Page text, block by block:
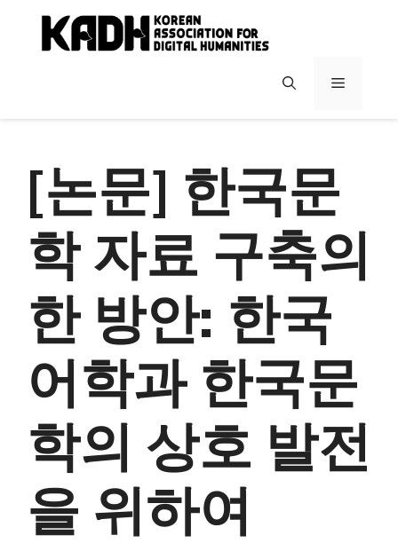
메
[논문] 한국문
학 자료 구축의
한 방안: 한국
어학과 한국문
학의 상호 발전
을 위하여